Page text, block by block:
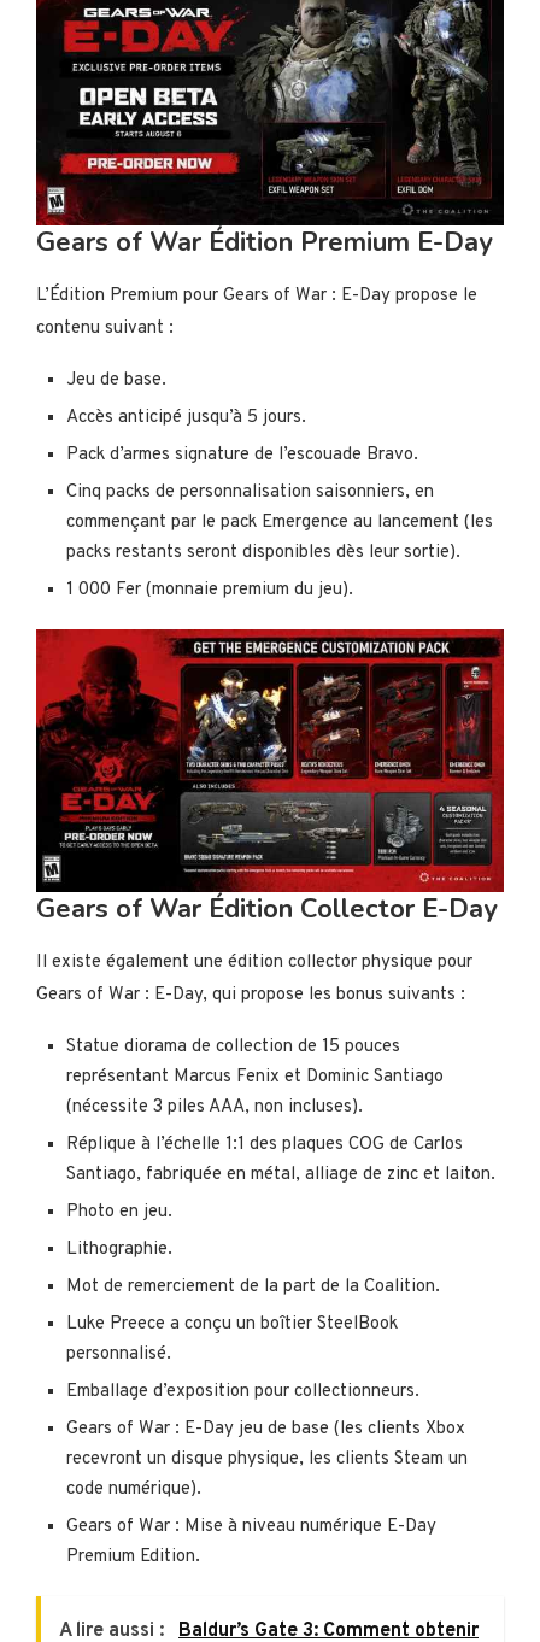
Gears of War Édition Premium E-Day
L’Édition Premium pour Gears of War : E-Day propose le
contenu suivant :
Jeu de base.
Accès anticipé jusqu’à 5 jours.
Pack d’armes signature de l’escouade Bravo.
Cinq packs de personnalisation saisonniers, en
commençant par le pack Emergence au lancement (les
packs restants seront disponibles dès leur sortie).
1 000 Fer (monnaie premium du jeu).
Gears of War Édition Collector E-Day
Il existe également une édition collector physique pour
Gears of War : E-Day, qui propose les bonus suivants :
Statue diorama de collection de 15 pouces
représentant Marcus Fenix et Dominic Santiago
(nécessite 3 piles AAA, non incluses).
Réplique à l’échelle 1:1 des plaques COG de Carlos
Santiago, fabriquée en métal, alliage de zinc et laiton.
Photo en jeu.
Lithographie.
Mot de remerciement de la part de la Coalition.
Luke Preece a conçu un boîtier SteelBook
personnalisé.
Emballage d’exposition pour collectionneurs.
Gears of War : E-Day jeu de base (les clients Xbox
recevront un disque physique, les clients Steam un
code numérique).
Gears of War : Mise à niveau numérique E-Day
Premium Edition.
A lire aussi : Baldur’s Gate 3: Comment obtenir